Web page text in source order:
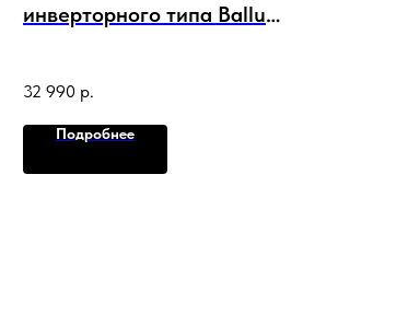
инверторного типа Ballu
32 990 р.
Подробнее